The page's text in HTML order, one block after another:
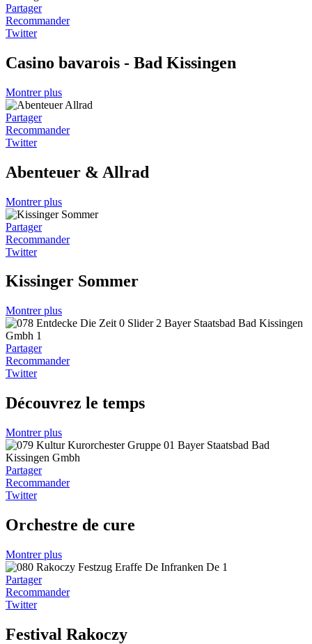
Partager
Recommander
Twitter
Casino bavarois - Bad Kissingen
Montrer plus
Partager
Recommander
Twitter
Abenteuer & Allrad
Montrer plus
Partager
Recommander
Twitter
Kissinger Sommer
Montrer plus
Partager
Recommander
Twitter
Découvrez le temps
Montrer plus
Partager
Recommander
Twitter
Orchestre de cure
Montrer plus
Partager
Recommander
Twitter
Festival Rakoczy